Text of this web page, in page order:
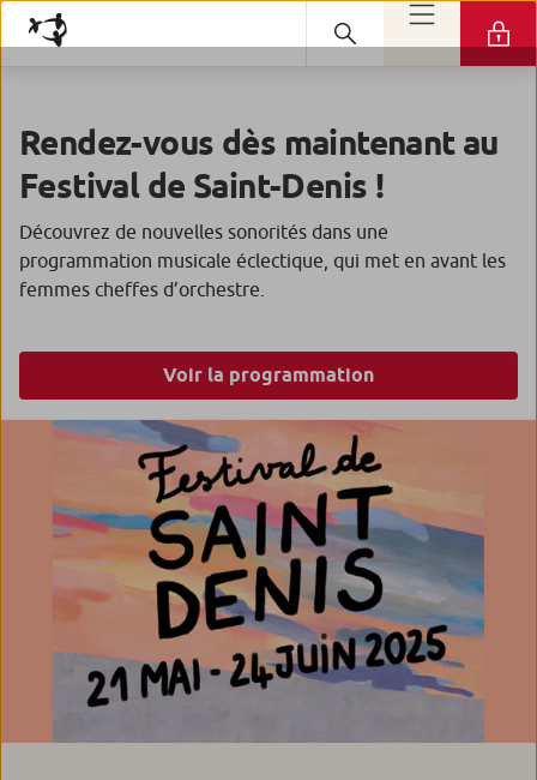
Rendez-vous dès maintenant au
Festival de Saint-Denis !
Découvrez de nouvelles sonorités dans une
programmation musicale éclectique, qui met en avant les
femmes cheffes d’orchestre.
Voir la programmation